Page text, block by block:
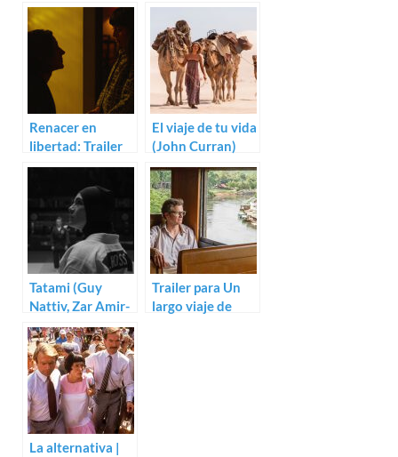
Renacer en
libertad: Trailer
para Shayda
El viaje de tu vida
(John Curran)
Tatami (Guy
Nattiv, Zar Amir-
Ebrahimi)
Trailer para Un
largo viaje de
La alternativa |